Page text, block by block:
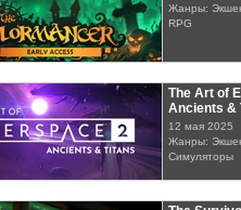
Жанры:
RPG
The Art of
Ancients &
12 мая 2025
Жанры:
Симуляторы